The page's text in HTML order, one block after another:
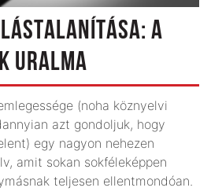
A
URALMA
(noha köznyelvi
azt gondoljuk, hogy
egy nagyon nehezen
amit sokan sokféleképpen
teljesen ellentmondóan.